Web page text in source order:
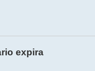
expira